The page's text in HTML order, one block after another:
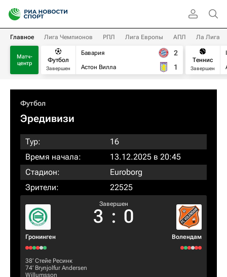
Главное Лига Чемпионов РПЛ Лига Европы АПЛ Ла Лига
Матч-
центр
Футбол
Завершен
Бавария
Астон Вилла
2
1
Теннис
Завершен
Футбол
Эредивизи
Тур:
16
Время начала:
13.12.2025 в 20:45
Стадион:
Euroborg
Зрители:
22525
Гронинген
Завершен
3 : 0
Волендам
38‎’‎ Стейе Ресинк
74‎’‎ Brynjolfur Andersen
Willumsson